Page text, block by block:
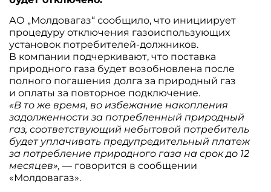
АО „Молдовагаз“ сообщило, что инициирует
процедуру отключения газоиспользующих
установок потребителей-должников.
В компании подчеркивают, что поставка
природного газа будет возобновлена после
полного погашения долга за природный газ
и оплаты за повторное подключение.
«В то же время, во избежание накопления
задолженности за потребленный природный
газ, соответствующий небытовой потребитель
будет уплачивать предупредительный платеж
за потребление природного газа на срок до 12
месяцев», — говорится в сообщении
«Молдовагаз».